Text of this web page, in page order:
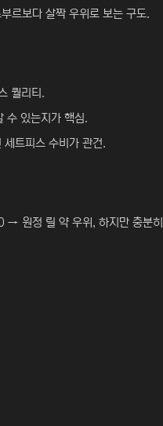
르보다 살짝 우위로 보는 구도.
퀄리티.
수 있는지가 핵심.
트피스 수비가 관건.
원정 릴 약 우위, 하지만 충분히